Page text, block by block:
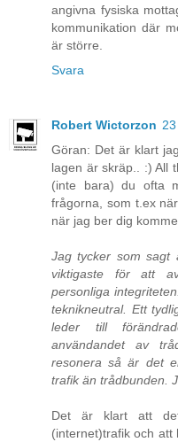
angivna fysiska
kommunikation där
är större.
Svara
Robert Wictorzon
Göran: Det är klart
lagen är skräp.. :) All
(inte bara) du ofta
frågorna, som t.ex
när jag ber dig
Jag tycker som sagt
viktigaste för att
personliga
teknikneutral. Ett
leder till
användandet av
resonera så är det
trafik än trådbunden.
Det är klart att
(internet)trafik och att